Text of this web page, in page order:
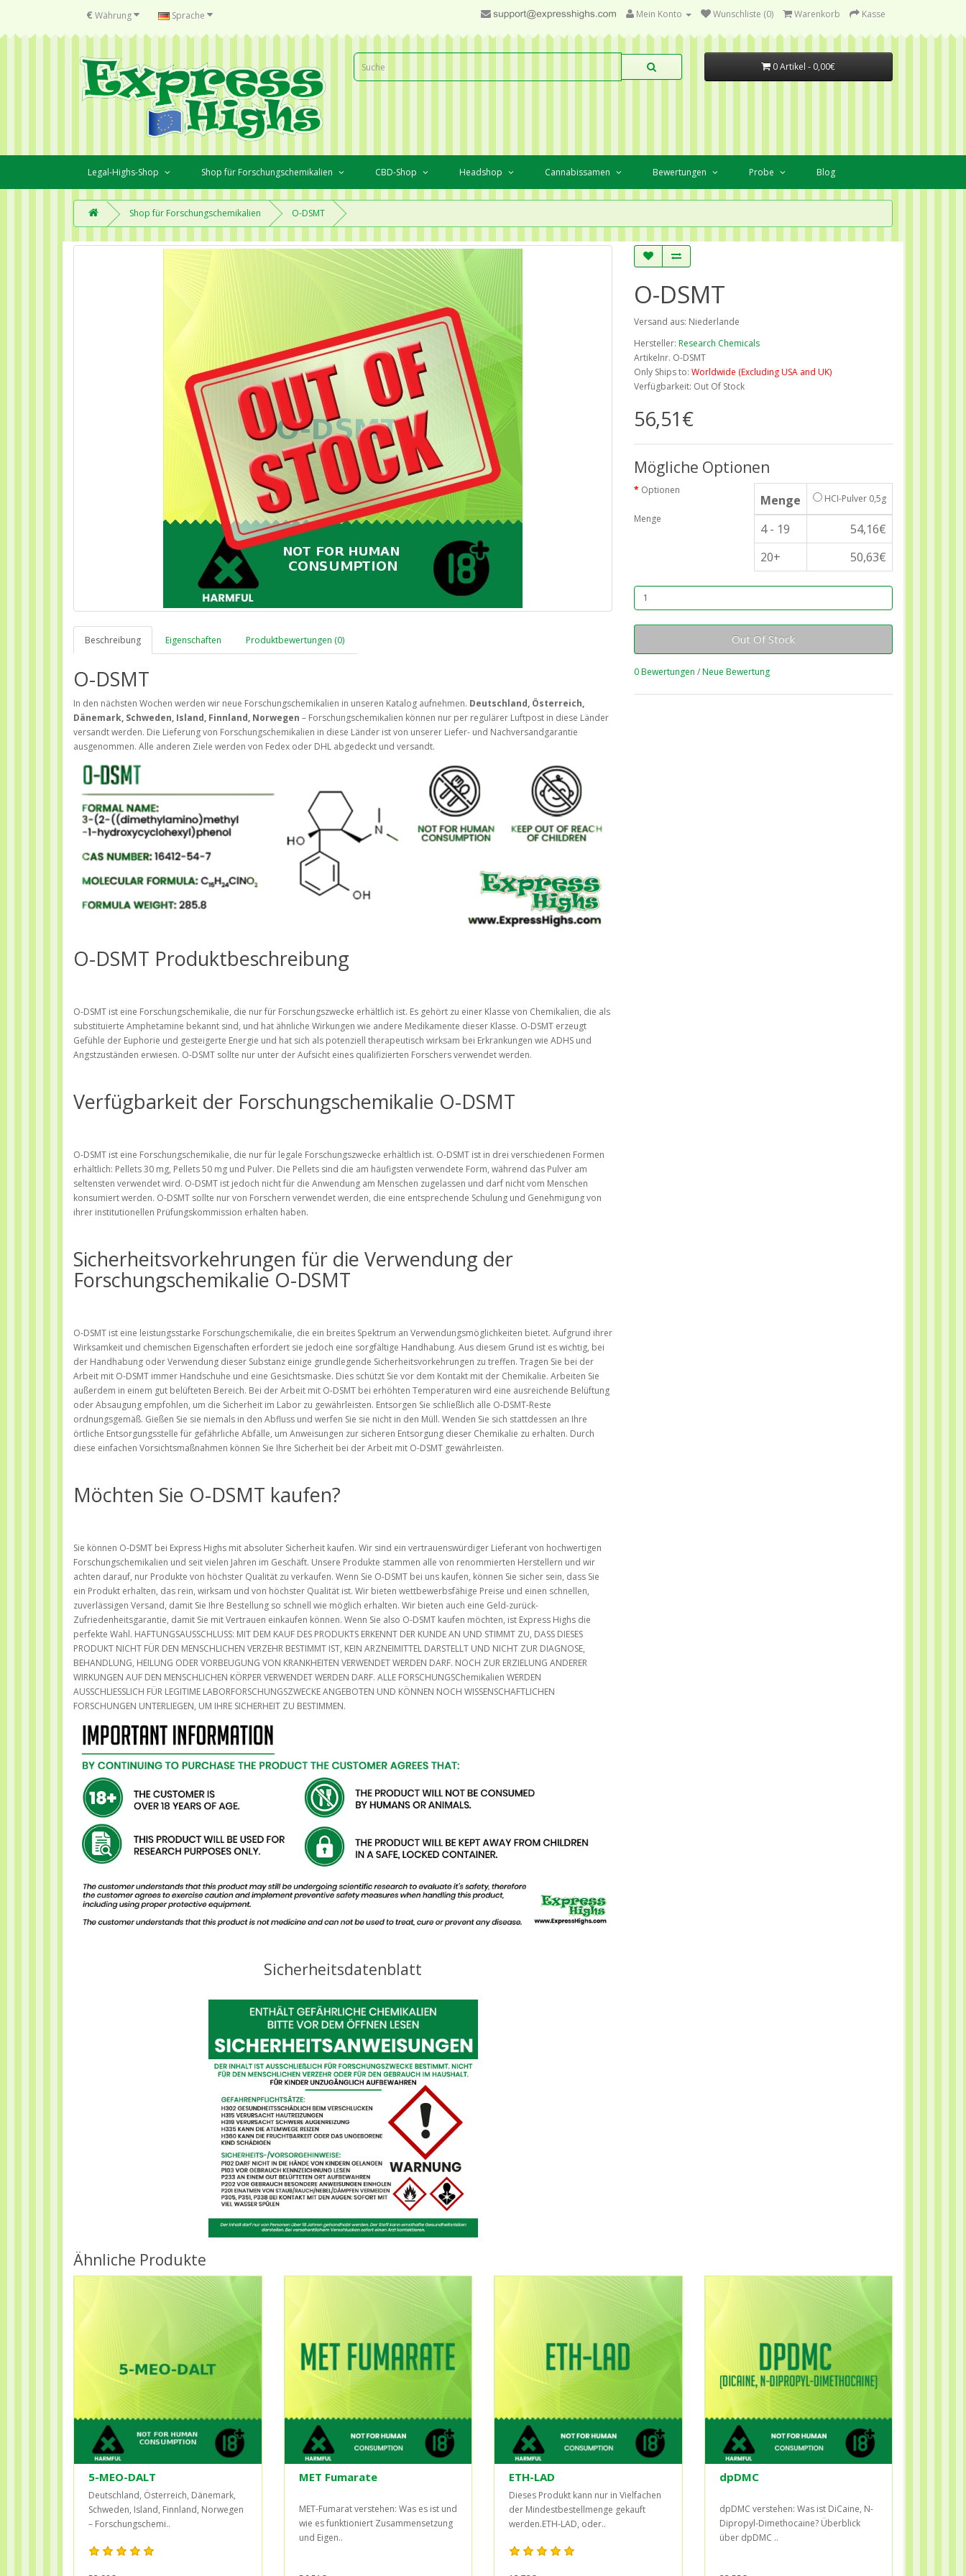
€ Währung Sprache Mein Konto Wunschliste (0) Warenkorb Kasse
0 Artikel - 0,00€
Legal-Highs-Shop Shop für Forschungschemikalien CBD-Shop Headshop Cannabissamen Bewertungen Probe Blog
Shop für Forschungschemikalien O-DSMT
Beschreibung Eigenschaften Produktbewertungen (0)
O-DSMT
In den nächsten Wochen werden wir neue Forschungschemikalien in unseren Katalog aufnehmen. Deutschland, Österreich,
Dänemark, Schweden, Island, Finnland, Norwegen – Forschungschemikalien können nur per regulärer Luftpost in diese Länder
versandt werden. Die Lieferung von Forschungschemikalien in diese Länder ist von unserer Liefer- und Nachversandgarantie
ausgenommen. Alle anderen Ziele werden von Fedex oder DHL abgedeckt und versandt.
O-DSMT Produktbeschreibung
O-DSMT ist eine Forschungschemikalie, die nur für Forschungszwecke erhältlich ist. Es gehört zu einer Klasse von Chemikalien, die als
substituierte Amphetamine bekannt sind, und hat ähnliche Wirkungen wie andere Medikamente dieser Klasse. O-DSMT erzeugt
Gefühle der Euphorie und gesteigerte Energie und hat sich als potenziell therapeutisch wirksam bei Erkrankungen wie ADHS und
Angstzuständen erwiesen. O-DSMT sollte nur unter der Aufsicht eines qualifizierten Forschers verwendet werden.
Verfügbarkeit der Forschungschemikalie O-DSMT
O-DSMT ist eine Forschungschemikalie, die nur für legale Forschungszwecke erhältlich ist. O-DSMT ist in drei verschiedenen Formen
erhältlich: Pellets 30 mg, Pellets 50 mg und Pulver. Die Pellets sind die am häufigsten verwendete Form, während das Pulver am
seltensten verwendet wird. O-DSMT ist jedoch nicht für die Anwendung am Menschen zugelassen und darf nicht vom Menschen
konsumiert werden. O-DSMT sollte nur von Forschern verwendet werden, die eine entsprechende Schulung und Genehmigung von
ihrer institutionellen Prüfungskommission erhalten haben.
Sicherheitsvorkehrungen für die Verwendung der
Forschungschemikalie O-DSMT
O-DSMT ist eine leistungsstarke Forschungschemikalie, die ein breites Spektrum an Verwendungsmöglichkeiten bietet. Aufgrund ihrer
Wirksamkeit und chemischen Eigenschaften erfordert sie jedoch eine sorgfältige Handhabung. Aus diesem Grund ist es wichtig, bei
der Handhabung oder Verwendung dieser Substanz einige grundlegende Sicherheitsvorkehrungen zu treffen. Tragen Sie bei der
Arbeit mit O-DSMT immer Handschuhe und eine Gesichtsmaske. Dies schützt Sie vor dem Kontakt mit der Chemikalie. Arbeiten Sie
außerdem in einem gut belüfteten Bereich. Bei der Arbeit mit O-DSMT bei erhöhten Temperaturen wird eine ausreichende Belüftung
oder Absaugung empfohlen, um die Sicherheit im Labor zu gewährleisten. Entsorgen Sie schließlich alle O-DSMT-Reste
ordnungsgemäß. Gießen Sie sie niemals in den Abfluss und werfen Sie sie nicht in den Müll. Wenden Sie sich stattdessen an Ihre
örtliche Entsorgungsstelle für gefährliche Abfälle, um Anweisungen zur sicheren Entsorgung dieser Chemikalie zu erhalten. Durch
diese einfachen Vorsichtsmaßnahmen können Sie Ihre Sicherheit bei der Arbeit mit O-DSMT gewährleisten.
Möchten Sie O-DSMT kaufen?
Sie können O-DSMT bei Express Highs mit absoluter Sicherheit kaufen. Wir sind ein vertrauenswürdiger Lieferant von hochwertigen
Forschungschemikalien und seit vielen Jahren im Geschäft. Unsere Produkte stammen alle von renommierten Herstellern und wir
achten darauf, nur Produkte von höchster Qualität zu verkaufen. Wenn Sie O-DSMT bei uns kaufen, können Sie sicher sein, dass Sie
ein Produkt erhalten, das rein, wirksam und von höchster Qualität ist. Wir bieten wettbewerbsfähige Preise und einen schnellen,
zuverlässigen Versand, damit Sie Ihre Bestellung so schnell wie möglich erhalten. Wir bieten auch eine Geld-zurück-
Zufriedenheitsgarantie, damit Sie mit Vertrauen einkaufen können. Wenn Sie also O-DSMT kaufen möchten, ist Express Highs die
perfekte Wahl. HAFTUNGSAUSSCHLUSS: MIT DEM KAUF DES PRODUKTS ERKENNT DER KUNDE AN UND STIMMT ZU, DASS DIESES
PRODUKT NICHT FÜR DEN MENSCHLICHEN VERZEHR BESTIMMT IST, KEIN ARZNEIMITTEL DARSTELLT UND NICHT ZUR DIAGNOSE,
BEHANDLUNG, HEILUNG ODER VORBEUGUNG VON KRANKHEITEN VERWENDET WERDEN DARF. NOCH ZUR ERZIELUNG ANDERER
WIRKUNGEN AUF DEN MENSCHLICHEN KÖRPER VERWENDET WERDEN DARF. ALLE FORSCHUNGSChemikalien WERDEN
AUSSCHLIESSLICH FÜR LEGITIME LABORFORSCHUNGSZWECKE ANGEBOTEN UND KÖNNEN NOCH WISSENSCHAFTLICHEN
FORSCHUNGEN UNTERLIEGEN, UM IHRE SICHERHEIT ZU BESTIMMEN.
Sicherheitsdatenblatt
O-DSMT
Versand aus: Niederlande
Hersteller: Research Chemicals
Artikelnr. O-DSMT
Only Ships to: Worldwide (Excluding USA and UK)
Verfügbarkeit: Out Of Stock
56,51€
Mögliche Optionen
Optionen
Menge HCI-Pulver 0,5g
4 - 19
54,16€
20+
50,63€
Menge
Out Of Stock
0 Bewertungen /Neue Bewertung
Ähnliche Produkte
5-MEO-DALT
Deutschland, Österreich, Dänemark,
Schweden, Island, Finnland, Norwegen
– Forschungschemi..
MET Fumarate
MET-Fumarat verstehen: Was es ist und
wie es funktioniert Zusammensetzung
und Eigen..
ETH-LAD
Dieses Produkt kann nur in Vielfachen
der Mindestbestellmenge gekauft
werden.ETH-LAD, oder..
dpDMC
dpDMC verstehen: Was ist DiCaine, N-
Dipropyl-Dimethocaine? Überblick
über dpDMC ..